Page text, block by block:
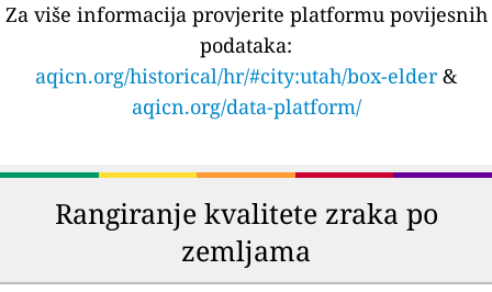
Za više informacija provjerite platformu povijesnih
podataka:
aqicn.org/historical/hr/#city:utah/box-elder&
aqicn.org/data-platform/
Rangiranje kvalitete zraka po
zemljama